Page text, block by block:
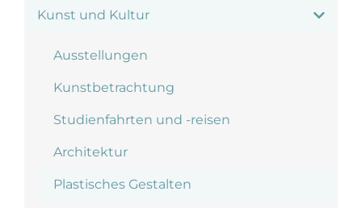
Kunst und Kultur
Ausstellungen
Kunstbetrachtung
Studienfahrten und -reisen
Architektur
Plastisches Gestalten